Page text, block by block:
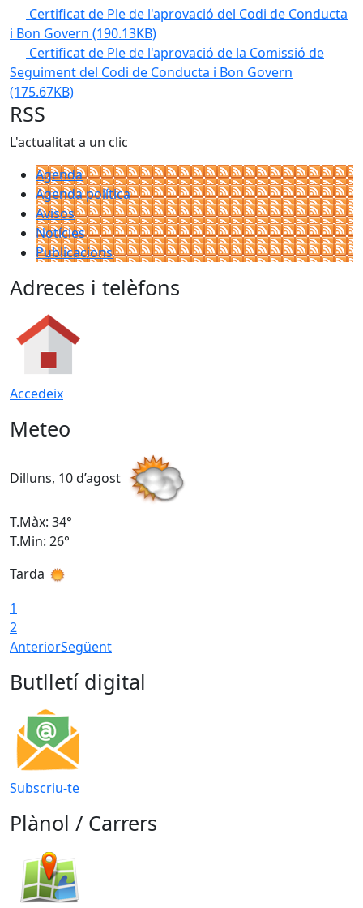
Certificat de Ple de l'aprovació del Codi de Conducta
i Bon Govern (190.13KB)
Certificat de Ple de l'aprovació de la Comissió de
Seguiment del Codi de Conducta i Bon Govern
(175.67KB)
RSS
L'actualitat a un clic
Agenda
Agenda política
Avisos
Notícies
Publicacions
Adreces i telèfons
Accedeix
Meteo
Dilluns, 10 d’agost
T.Màx: 34°
T.Min: 26°
Tarda
1
2
AnteriorSegüent
Butlletí digital
Subscriu-te
Plànol / Carrers